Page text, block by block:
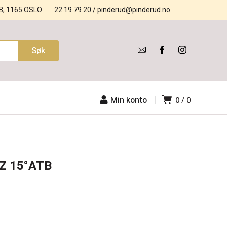
22 19 79 20/pinderud@pinderud.no
1165 OSLO
0 0
Min konto
15°ATB